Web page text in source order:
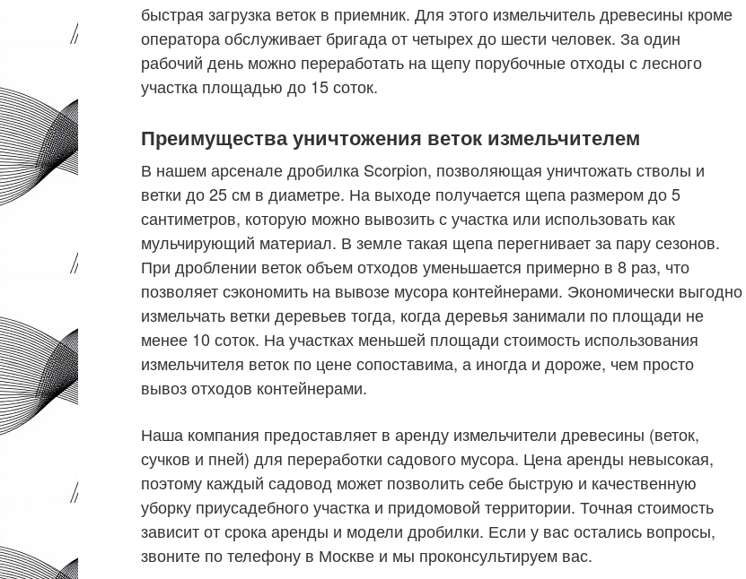
быстрая загрузка веток в приемник. Для этого измельчитель древесины кроме
оператора обслуживает бригада от четырех до шести человек. За один
рабочий день можно переработать на щепу порубочные отходы с лесного
участка площадью до 15 соток.
Преимущества уничтожения веток измельчителем
В нашем арсенале дробилка Scorpion, позволяющая уничтожать стволы и
ветки до 25 см в диаметре. На выходе получается щепа размером до 5
сантиметров, которую можно вывозить с участка или использовать как
мульчирующий материал. В земле такая щепа перегнивает за пару сезонов.
При дроблении веток объем отходов уменьшается примерно в 8 раз, что
позволяет сэкономить на вывозе мусора контейнерами. Экономически выгодно
измельчать ветки деревьев тогда, когда деревья занимали по площади не
менее 10 соток. На участках меньшей площади стоимость использования
измельчителя веток по цене сопоставима, а иногда и дороже, чем просто
вывоз отходов контейнерами.
Наша компания предоставляет в аренду измельчители древесины (веток,
сучков и пней) для переработки садового мусора. Цена аренды невысокая,
поэтому каждый садовод может позволить себе быструю и качественную
уборку приусадебного участка и придомовой территории. Точная стоимость
зависит от срока аренды и модели дробилки. Если у вас остались вопросы,
звоните по телефону в Москве и мы проконсультируем вас.